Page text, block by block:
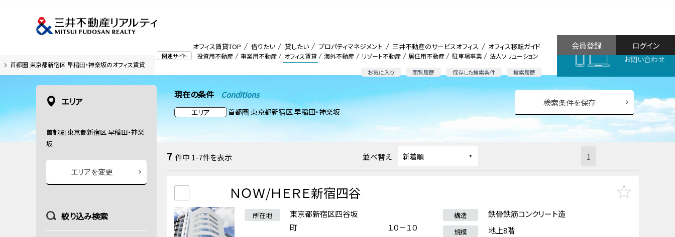
関連サイト 投資用不動産 事業用不動産 オフィス賃貸 海外不動産 リゾート不動産 居住用不動産 駐車場事業 法人ソリューション
お気に入り 閲覧履歴 保存した検索条件 検索履歴
オフィス賃貸TOP 借りたい 貸したい プロパティマネジメント 三井不動産のサービスオフィス オフィス移転ガイド
お問い合わせ
ログイン
会員登録
首都圏 東京都新宿区 早稲田・神楽坂のオフィス賃貸
現在の条件 Conditions
エリア 首都圏 東京都新宿区 早稲田・神楽坂
検索条件を保存
7 件中 1-7件を表示 並べ替え 1
ＮＯＷ/ＨＥＲＥ新宿四谷
所在地
東京都新宿区四谷坂
町 １０－１０
構造 鉄骨鉄筋コンクリート造
規模 地上8階
エリア
首都圏 東京都新宿区 早稲田・神楽
坂
エリアを変更
絞り込み検索